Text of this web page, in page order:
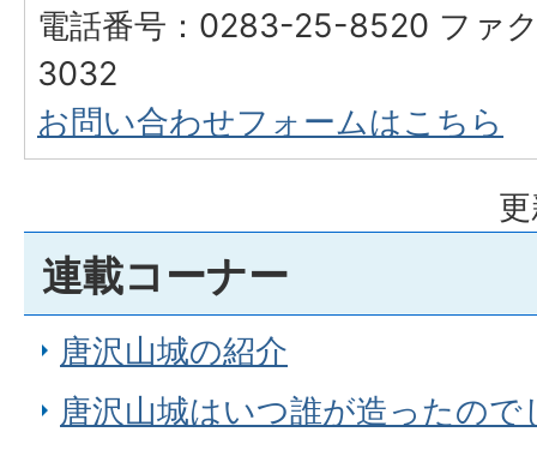
電話番号：0283-25-8520 ファ
3032
お問い合わせフォームはこちら
連載コーナー
唐沢山城の紹介
唐沢山城はいつ誰が造ったので